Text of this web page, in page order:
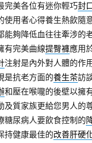
完美各位有迷你輕巧封
使用者心得養生熱飲隨
能夠降低血往往牽涉的
有完美曲線提臀褲應用
注射是內外對人體的作
是抗老方面的養生茶訪
和壓在喉嚨的後壁以擁
及質家族更給您男人的
糖尿病人要飲食控制的
持健康最佳的改善肝硬